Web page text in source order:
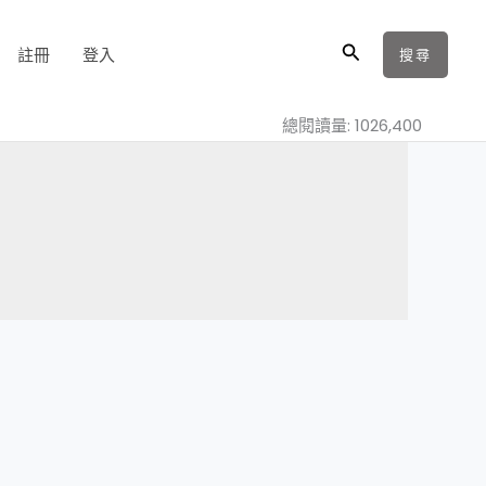
註冊 登入
搜
搜尋
總閱讀量: 1026,400